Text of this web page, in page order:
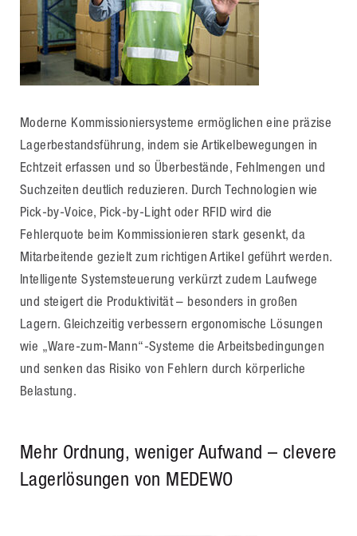
Moderne Kommissioniersysteme ermöglichen eine präzise
Lagerbestandsführung, indem sie Artikelbewegungen in
Echtzeit erfassen und so Überbestände, Fehlmengen und
Suchzeiten deutlich reduzieren. Durch Technologien wie
Pick-by-Voice, Pick-by-Light oder RFID wird die
Fehlerquote beim Kommissionieren stark gesenkt, da
Mitarbeitende gezielt zum richtigen Artikel geführt werden.
Intelligente Systemsteuerung verkürzt zudem Laufwege
und steigert die Produktivität – besonders in großen
Lagern. Gleichzeitig verbessern ergonomische Lösungen
wie „Ware-zum-Mann“-Systeme die Arbeitsbedingungen
und senken das Risiko von Fehlern durch körperliche
Belastung.
Mehr Ordnung, weniger Aufwand – clevere
Lagerlösungen von MEDEWO